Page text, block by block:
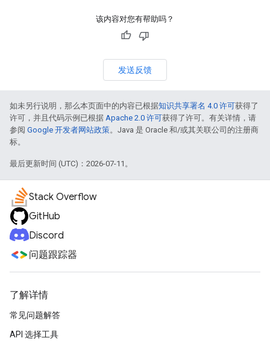
该内容对您有帮助吗？
发送反馈
如未另行说明，那么本页面中的内容已根据知识共享署名 4.0 许可获得了
许可，并且代码示例已根据 Apache 2.0 许可获得了许可。有关详情，请
参阅 Google 开发者网站政策。Java 是 Oracle 和/或其关联公司的注册商
标。
最后更新时间 (UTC)：2026-07-11。
Stack Overflow
GitHub
Discord
问题跟踪器
了解详情
常见问题解答
API 选择工具